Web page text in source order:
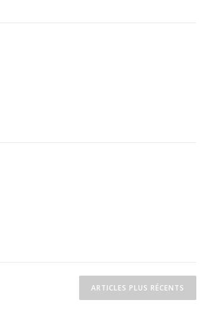
ARTICLES PLUS RÉCENTS